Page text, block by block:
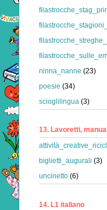
ninna_nanne (23)
poesie (34)
scioglilingua (3)
13. Lavoretti,
biglietti_augurali (3)
uncinetto (6)
14. L1 italiano